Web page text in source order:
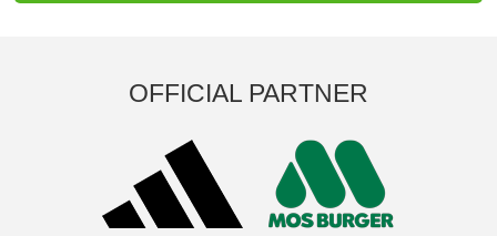
OFFICIAL PARTNER